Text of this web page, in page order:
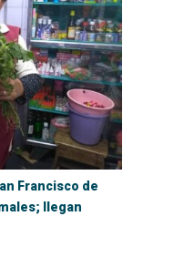
Francisco de
llegan